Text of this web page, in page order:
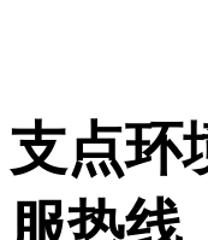
支点环
服热线